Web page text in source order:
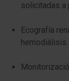
solicitadas a
Ecografía
hemodiálisis.